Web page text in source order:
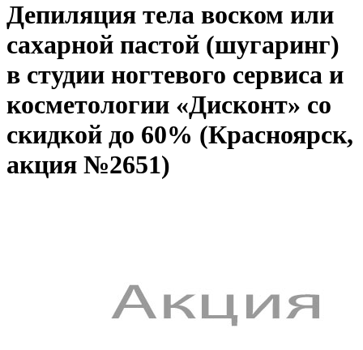
Депиляция тела воском или
сахарной пастой (шугаринг)
в студии ногтевого сервиса и
косметологии «Дисконт» со
скидкой до 60% (Красноярск,
акция №2651)